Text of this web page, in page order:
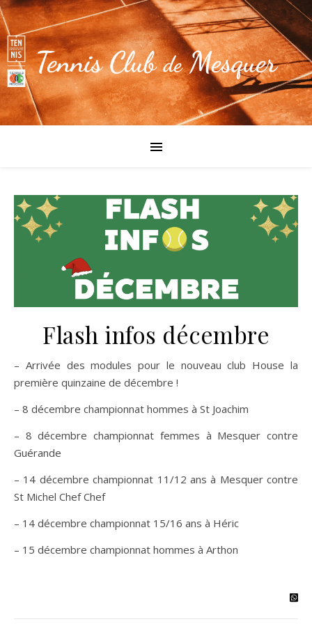
Flash infos décembre
– Arrivée des modules pour le nouveau club House la
première quinzaine de décembre !
– 8 décembre championnat hommes à St Joachim
– 8 décembre championnat femmes à Mesquer contre
Guérande
– 14 décembre championnat 11/12 ans à Mesquer contre
St Michel Chef Chef
– 14 décembre championnat 15/16 ans à Héric
– 15 décembre championnat hommes à Arthon